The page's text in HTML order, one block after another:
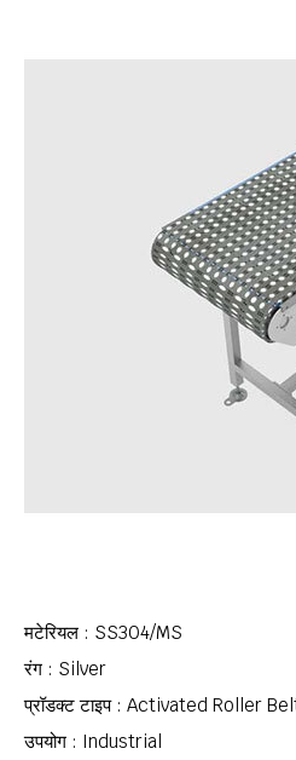
मटेरियल : SS304/MS
रंग : Silver
प्रॉडक्ट टाइप : Activated Roller
उपयोग : Industrial